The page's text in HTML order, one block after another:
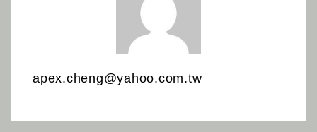
apex.cheng@yahoo.com.tw